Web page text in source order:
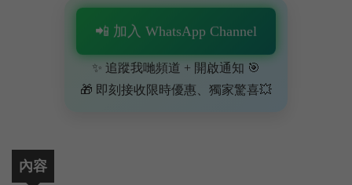
📲 加入 WhatsApp Channel
✨ 追蹤我哋頻道 + 開啟通知 🎯
🎁 即刻接收限時優惠、獨家驚喜💥
內容